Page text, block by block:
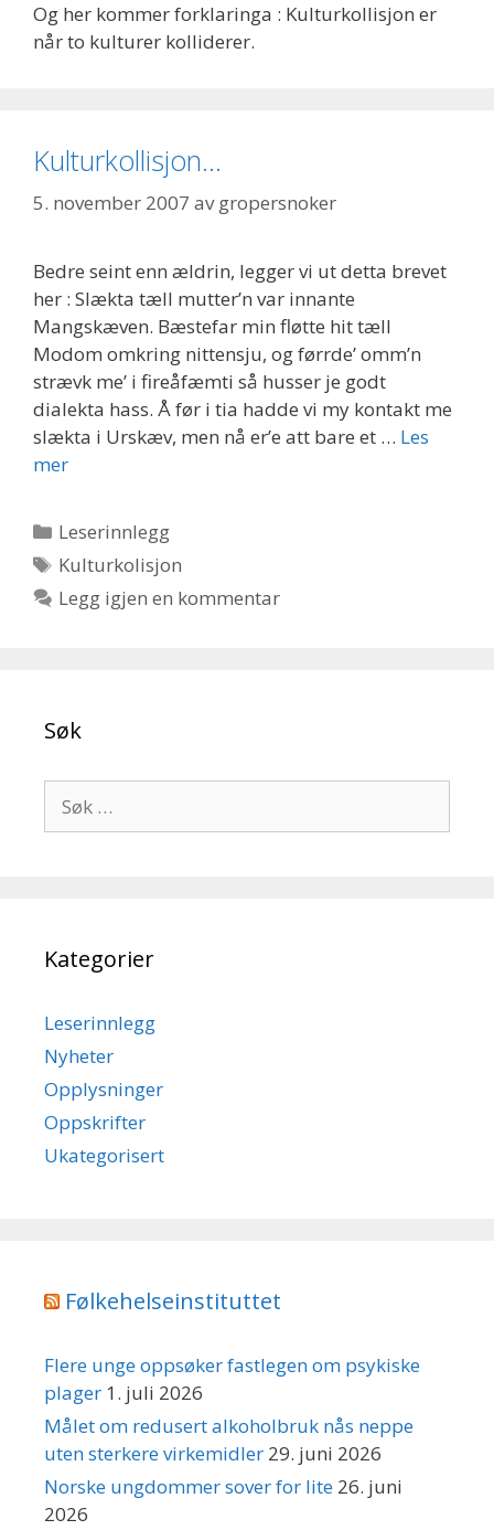
Og her kommer forklaringa : Kulturkollisjon er
når to kulturer kolliderer.
Kulturkollisjon…
5. november 2007 avgropersnoker
Bedre seint enn ældrin, legger vi ut detta brevet
her : Slækta tæll mutter’n var innante
Mangskæven. Bæstefar min fløtte hit tæll
Modom omkring nittensju, og førrde’ omm’n
strævk me’ i fireåfæmti så husser je godt
dialekta hass. Å før i tia hadde vi my kontakt me
slækta i Urskæv, men nå er’e att bare et … Les
mer
Kategorier
Leserinnlegg
Stikkord
Kulturkolisjon
Legg igjen en kommentar
Søk
etter:
Kategorier
Leserinnlegg
Nyheter
Opplysninger
Oppskrifter
Ukategorisert
Følkehelseinstituttet
Flere unge oppsøker fastlegen om psykiske
plager 1. juli 2026
Målet om redusert alkoholbruk nås neppe
uten sterkere virkemidler 29. juni 2026
Norske ungdommer sover for lite 26. juni
2026